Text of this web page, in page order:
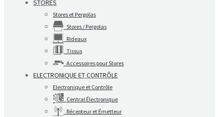
STORES
Stores et Pergolas
Stores / Pergolas
Rideaux
Tissus
Accessoires pour Stores
ELECTRONIQUE ET CONTRÔLE
Electronique et Contrôle
Central Électronique
Récepteur et Émetteur